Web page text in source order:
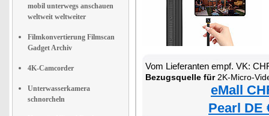
mobil unterwegs anschauen
weltweit weltweiter
Filmkonvertierung Filmscan
Gadget Archiv
4K-Camcorder
Unterwasserkamera
schnorcheln
Vom Lieferanten empf. VK:
Bezugsquelle für2K-Micro-
eMall
Pearl DE